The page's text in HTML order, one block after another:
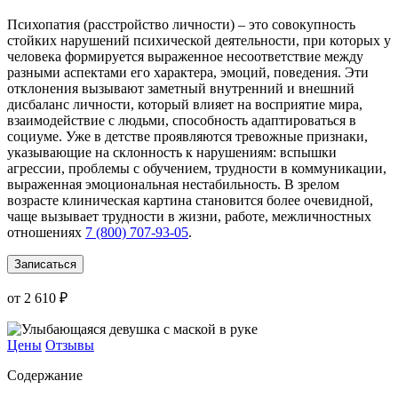
Психопатия (расстройство личности) – это совокупность
стойких нарушений психической деятельности, при которых у
человека формируется выраженное несоответствие между
разными аспектами его характера, эмоций, поведения. Эти
отклонения вызывают заметный внутренний и внешний
дисбаланс личности, который влияет на восприятие мира,
взаимодействие с людьми, способность адаптироваться в
социуме. Уже в детстве проявляются тревожные признаки,
указывающие на склонность к нарушениям: вспышки
агрессии, проблемы с обучением, трудности в коммуникации,
выраженная эмоциональная нестабильность. В зрелом
возрасте клиническая картина становится более очевидной,
чаще вызывает трудности в жизни, работе, межличностных
отношениях 7 (800) 707-93-05.
Записаться
от 2 610 ₽
Цены Отзывы
Содержание